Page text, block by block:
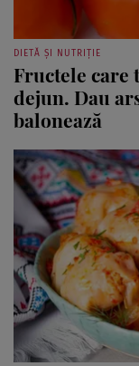
DIETĂ ȘI NUTRIȚIE
Fructele care
dejun. Dau